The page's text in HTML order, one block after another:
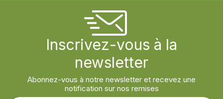
Inscrivez-vous à la
newsletter
Abonnez-vous à notre newsletter et recevez une
notification sur nos remises